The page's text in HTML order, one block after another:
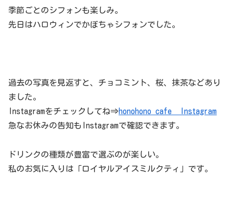
季節ごとのシフォンも楽しみ。
先日はハロウィンでかぼちゃシフォンでした。
過去の写真を見返すと、チョコミント、桜、抹茶などあり
ました。
Instagramをチェックしてね⇒honohono cafe Instagram
急なお休みの告知もInstagramで確認できます。
ドリンクの種類が豊富で選ぶのが楽しい。
私のお気に入りは「ロイヤルアイスミルクティ」です。